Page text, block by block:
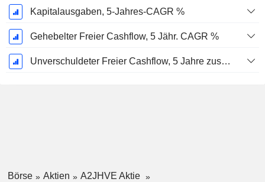
Kapitalausgaben, 5-Jahres-CAGR %
Gehebelter Freier Cashflow, 5 Jähr. CAGR %
Unverschuldeter Freier Cashflow, 5 Jahre zusammengesetzte jährliche Wachstumsrate %
Börse Aktien
A2JHVE Aktie